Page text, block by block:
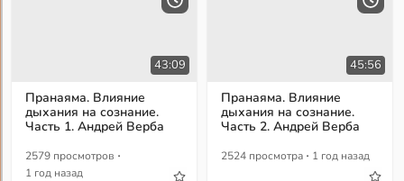
43:09
Пранаяма. Влияние
дыхания на сознание.
Часть 1. Андрей Верба
2579 просмотров ·
1 год назад
45:56
Пранаяма. Влияние
дыхания на сознание.
Часть 2. Андрей Верба
2524 просмотра · 1 год назад